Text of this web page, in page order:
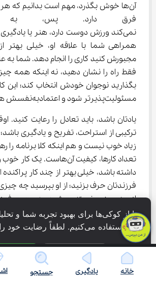
آن‌ها خوش بگذرد، مهم است بدانیم که هر
فرق دارد. پس، به
نمی‌کند ورزش دوست دارد، هنر یا
همراهی شما با علاقه او، خیلی بهتر
مجبورش کنید کاری را انجام دهد. شما به
فقط راه را نشان دهید، نه اینکه همه
مسئولیت‌پذیرتر شود و اعتمادبه‌نفسش هم بالا برود.
یادتان باشد، باید تعادل را رعایت کنید.
تعداد کارها، کیفیت آن‌هاست.
داشته باشد، خیلی بهتر از چند کار
فرزندتان حرف بزنید؛ از او بپرسید چه
از چه چیزی خسته می‌شود.
می‌کند تا بهترین تصمیم را برای
بگیرید. لیست بهترین انیمیشن
نوجوان
لیستی از انیمیشن‌های جذاب داشته باشید.
خانه یادگیری جستجو
ما از کوکی‌ها برای بهبود تجربه شما
استفاده می‌کنیم. لطفاً رضایت خود را اعلام کنید.
فقط ضروری پذیرش